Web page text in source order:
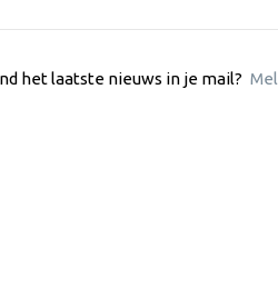
het laatste nieuws in je mail?